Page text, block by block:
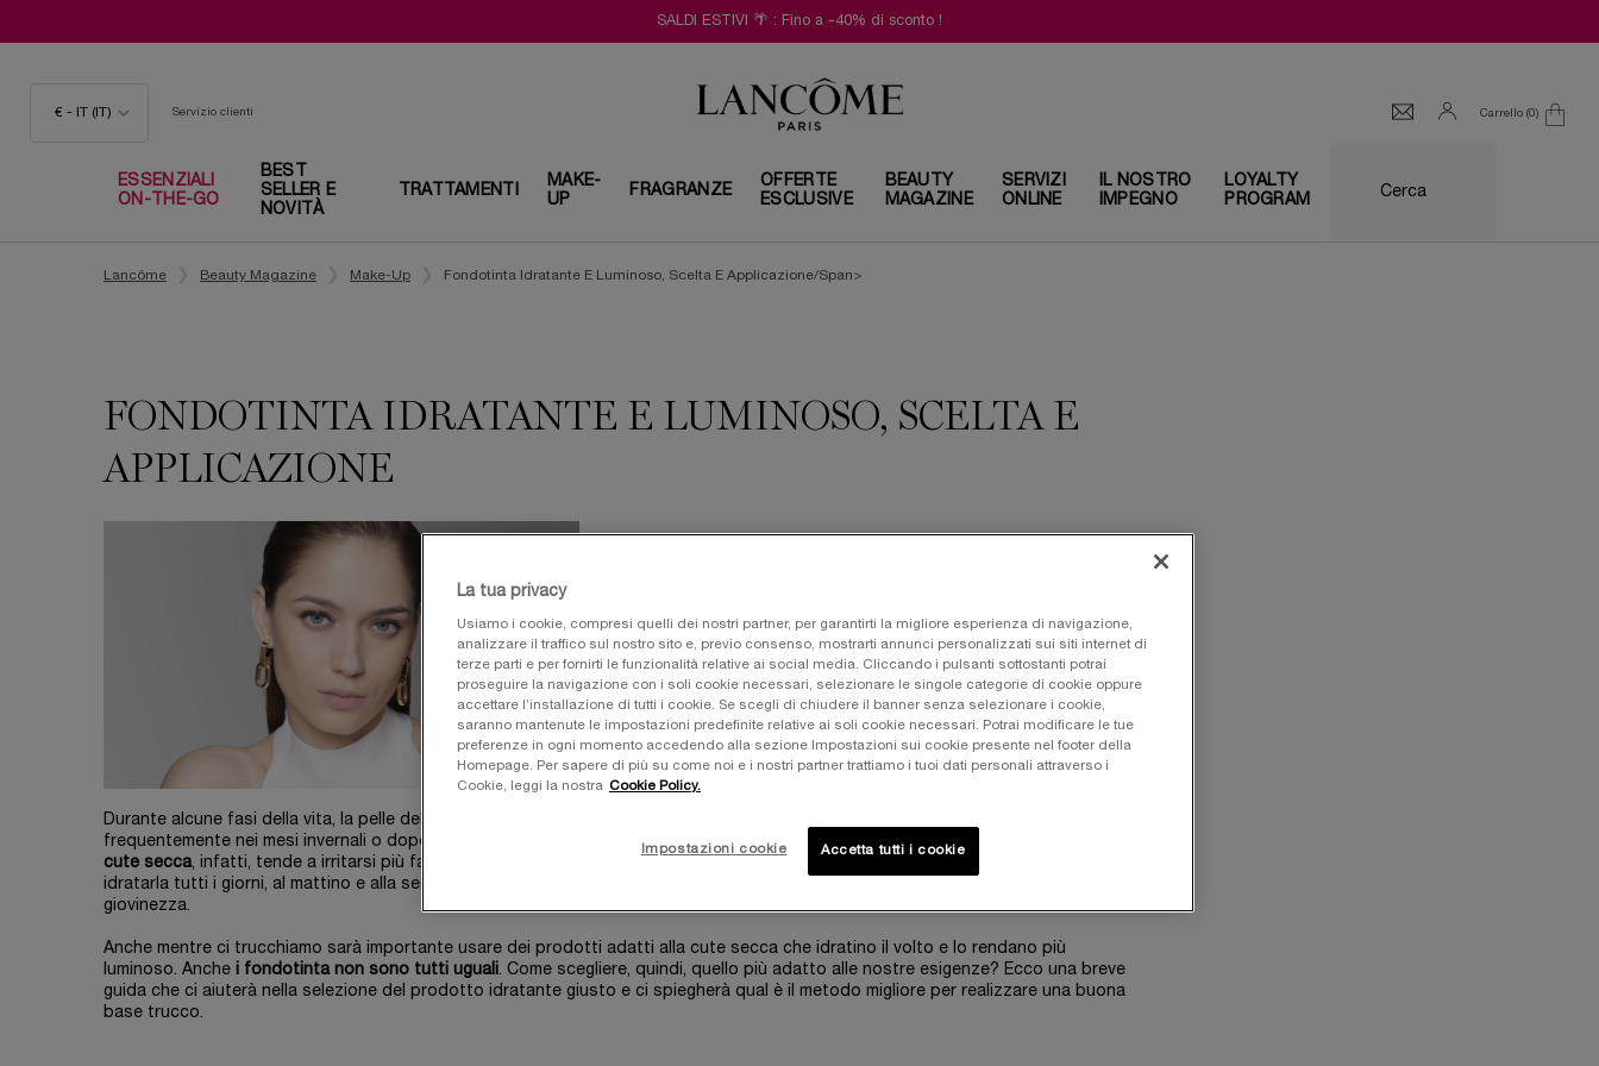
SALDI ESTIVI 🌴 : Fino a -40% di sconto !
€ - IT (IT) Servizio clienti Carrello 0
0 prodotto
ESSENZIALI
ON-THE-GO
BEST
SELLER E
NOVITÀ
TRATTAMENTI
MAKE-
UP
FRAGRANZE
OFFERTE
ESCLUSIVE
BEAUTY
MAGAZINE
SERVIZI
ONLINE
IL NOSTRO
IMPEGNO
LOYALTY
PROGRAM
Cerca
Lancôme
Beauty Magazine Make-Up Fondotinta Idratante E Luminoso, Scelta E Applicazione/span>
FONDOTINTA IDRATANTE E LUMINOSO, SCELTA E
APPLICAZIONE
Durante alcune fasi della vita, la pelle del volto può apparire più secca e sensibile del solito: per esempio questo può accadere
frequentemente nei mesi invernali o dopo una certa età, quando sulla pelle iniziano a comparire i primi segni d’invecchiamento. La
cute secca, infatti, tende a irritarsi più facilmente e a sviluppare rughe e imperfezioni. Per questo ha bisogno di
idratarla tutti i giorni, al mattino e alla sera prima di andare a dormire, potrà fare la differenza, donando al volto una nuova
giovinezza.
Anche mentre ci trucchiamo sarà importante usare dei prodotti adatti alla cute secca che idratino il volto e lo rendano più
luminoso. Anche
i fondotinta non sono tutti uguali . Come scegliere, quindi, quello più adatto alle nostre esigenze? Ecco una breve
guida che ci aiuterà nella selezione del prodotto idratante giusto e ci spiegherà qual è il metodo migliore per realizzare una buona
base trucco.
La tua privacy
Usiamo i cookie, compresi quelli dei nostri partner, per garantirti la migliore esperienza di navigazione,
analizzare il traffico sul nostro sito e, previo consenso, mostrarti annunci personalizzati sui siti internet di
terze parti e per fornirti le funzionalità relative ai social media. Cliccando i pulsanti sottostanti potrai
proseguire la navigazione con i soli cookie necessari, selezionare le singole categorie di cookie oppure
accettare l’installazione di tutti i cookie. Se scegli di chiudere il banner senza selezionare i cookie,
saranno mantenute le impostazioni predefinite relative ai soli cookie necessari. Potrai modificare le tue
preferenze in ogni momento accedendo alla sezione Impostazioni sui cookie presente nel footer della
Homepage. Per sapere di più su come noi e i nostri partner trattiamo i tuoi dati personali attraverso i
Cookie, leggi la nostra Cookie Policy.
Impostazioni cookie Accetta tutti i cookie